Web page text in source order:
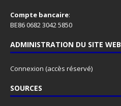
Compte bancaire:
BE86 0682 3042 5850
ADMINISTRATION DU SITE WEB
Connexion (accès réservé)
SOURCES